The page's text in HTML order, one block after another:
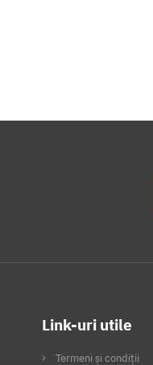
Link-uri utile
Termeni și condiții